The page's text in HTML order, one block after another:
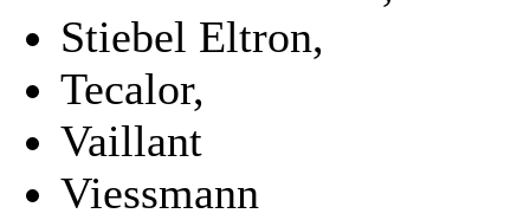
Stiebel Eltron,
Tecalor,
Vaillant
Viessmann